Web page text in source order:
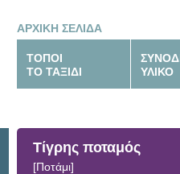
ΑΡΧΙΚΗ ΣΕΛΙΔΑ
ΤΟΠΟΙ
ΤΟ ΤΑΞΙΔΙ
ΥΛΙΚΟ
Τίγρης ποταμός
[Ποτάμι]